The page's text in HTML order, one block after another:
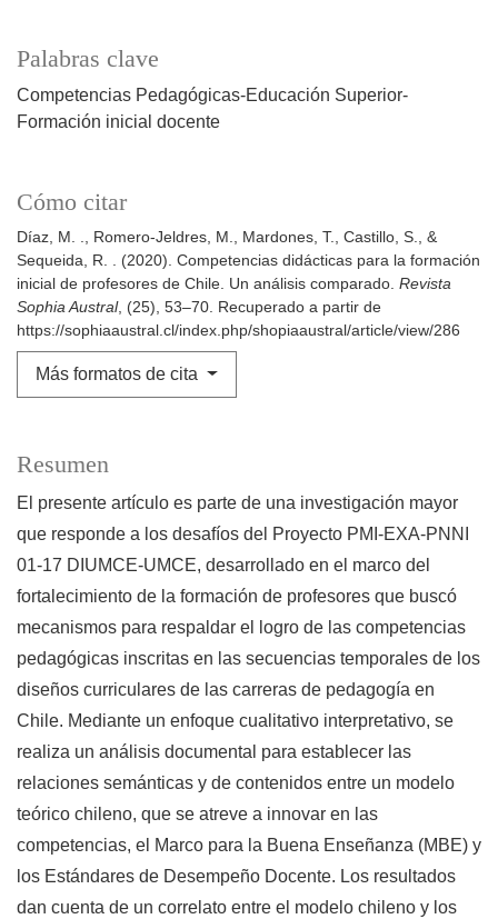
Palabras clave
Competencias Pedagógicas-Educación Superior-
Formación inicial docente
Cómo citar
Díaz, M. ., Romero-Jeldres, M., Mardones, T., Castillo, S., &
Sequeida, R. . (2020). Competencias didácticas para la formación
inicial de profesores de Chile. Un análisis comparado. Revista
Sophia Austral, (25), 53–70. Recuperado a partir de
https://sophiaaustral.cl/index.php/shopiaaustral/article/view/286
Más formatos de cita
Resumen
El presente artículo es parte de una investigación mayor
que responde a los desafíos del Proyecto PMI-EXA-PNNI
01-17 DIUMCE-UMCE, desarrollado en el marco del
fortalecimiento de la formación de profesores que buscó
mecanismos para respaldar el logro de las competencias
pedagógicas inscritas en las secuencias temporales de los
diseños curriculares de las carreras de pedagogía en
Chile. Mediante un enfoque cualitativo interpretativo, se
realiza un análisis documental para establecer las
relaciones semánticas y de contenidos entre un modelo
teórico chileno, que se atreve a innovar en las
competencias, el Marco para la Buena Enseñanza (MBE) y
los Estándares de Desempeño Docente. Los resultados
dan cuenta de un correlato entre el modelo chileno y los